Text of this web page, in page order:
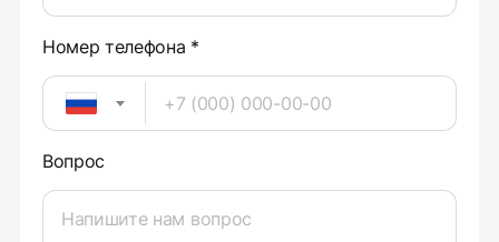
Номер телефона *
Вопрос